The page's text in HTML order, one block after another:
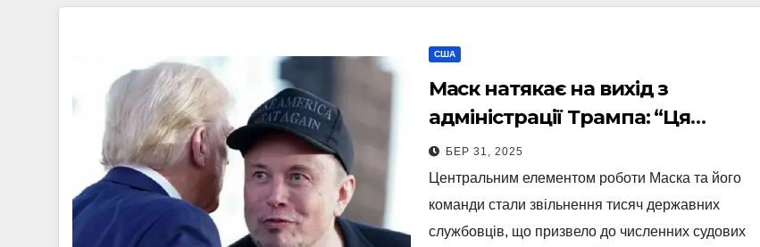
США
Маск натякає на вихід з
адміністрації Трампа: “Ця
робота виснажує мене”
БЕР 31, 2025
Центральним елементом роботи Маска та його
команди стали звільнення тисяч державних
службовців, що призвело до численних судових